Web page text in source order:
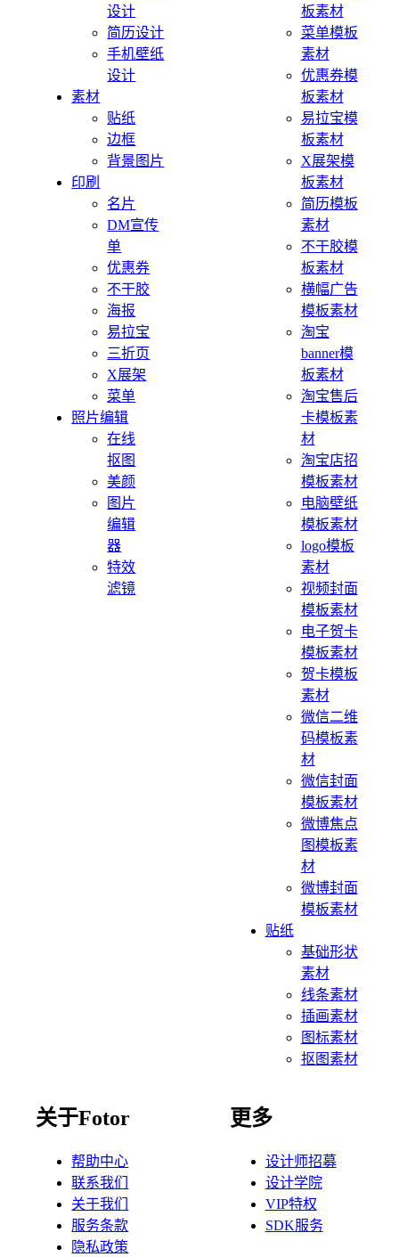
设计
简历设计
手机壁纸
设计
素材
贴纸
边框
背景图片
印刷
名片
DM宣传
单
优惠券
不干胶
海报
易拉宝
三折页
X展架
菜单
照片编辑
在线
抠图
美颜
图片
编辑
器
特效
滤镜
板素材
菜单模板
素材
优惠券模
板素材
易拉宝模
板素材
X展架模
板素材
简历模板
素材
不干胶模
板素材
横幅广告
模板素材
淘宝
banner模
板素材
淘宝售后
卡模板素
材
淘宝店招
模板素材
电脑壁纸
模板素材
logo模板
素材
视频封面
模板素材
电子贺卡
模板素材
贺卡模板
素材
微信二维
码模板素
材
微信封面
模板素材
微博焦点
图模板素
材
微博封面
模板素材
贴纸
基础形状
素材
线条素材
插画素材
图标素材
抠图素材
关于Fotor
帮助中心
联系我们
关于我们
服务条款
隐私政策
更多
设计师招募
设计学院
VIP特权
SDK服务